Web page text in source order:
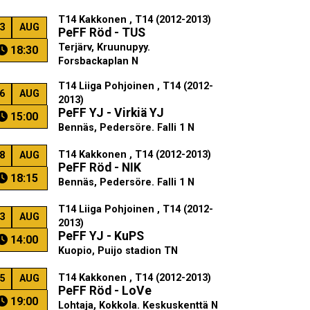
AUG
18:30
T14 Kakkonen , T14 (2012-2013)
PeFF Röd - TUS
Terjärv, Kruunupyy.
Forsbackaplan N
AUG
15:00
T14 Liiga Pohjoinen , T14 (2012-
2013)
PeFF YJ - Virkiä YJ
Bennäs, Pedersöre. Falli 1 N
AUG
18:15
T14 Kakkonen , T14 (2012-2013)
PeFF Röd - NIK
Bennäs, Pedersöre. Falli 1 N
AUG
14:00
T14 Liiga Pohjoinen , T14 (2012-
2013)
PeFF YJ - KuPS
Kuopio, Puijo stadion TN
AUG
19:00
T14 Kakkonen , T14 (2012-2013)
PeFF Röd - LoVe
Lohtaja, Kokkola. Keskuskenttä N